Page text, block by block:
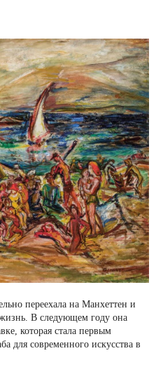
переехала на Манхеттен и
В следующем году она
которая стала первым
для современного искусства в